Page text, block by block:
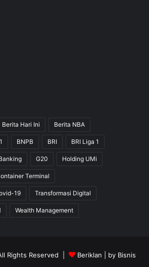
Berita Hari Ini Berita NBA
BNPB BRI BRI Liga 1
G20 Holding UMi
Terminal
19 Transformasi Digital
Wealth Management
Rights Reserved | Beriklan | by Bisnis